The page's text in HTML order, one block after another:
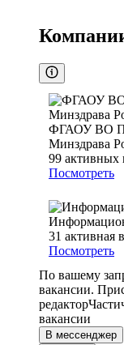
ФГАОУ ВО
Минздрава
99 активных
Посмотреть
31 активная
Посмотреть
По вашему
вакансии.
редактор
вакансии
В мессенджер